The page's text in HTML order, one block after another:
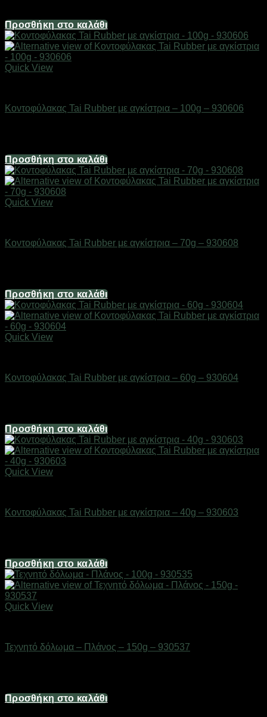
Προσθήκη στο καλάθι
Quick View
Κοντοφύλακας Tai Rubber με αγκίστρια – 100g – 930606
Προσθήκη στο καλάθι
Quick View
Κοντοφύλακας Tai Rubber με αγκίστρια – 70g – 930608
Προσθήκη στο καλάθι
Quick View
Κοντοφύλακας Tai Rubber με αγκίστρια – 60g – 930604
Προσθήκη στο καλάθι
Quick View
Κοντοφύλακας Tai Rubber με αγκίστρια – 40g – 930603
Προσθήκη στο καλάθι
Quick View
Τεχνητό δόλωμα – Πλάνος – 150g – 930537
Προσθήκη στο καλάθι